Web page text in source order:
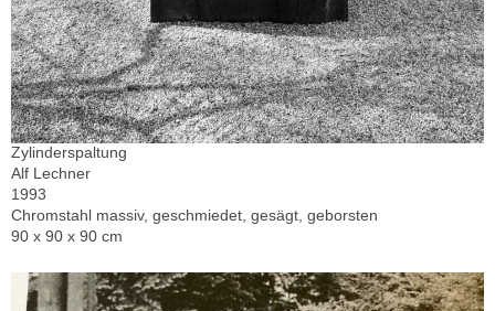
Zylinderspaltung
Alf Lechner
1993
Chromstahl massiv, geschmiedet, gesägt, geborsten
90 x 90 x 90 cm